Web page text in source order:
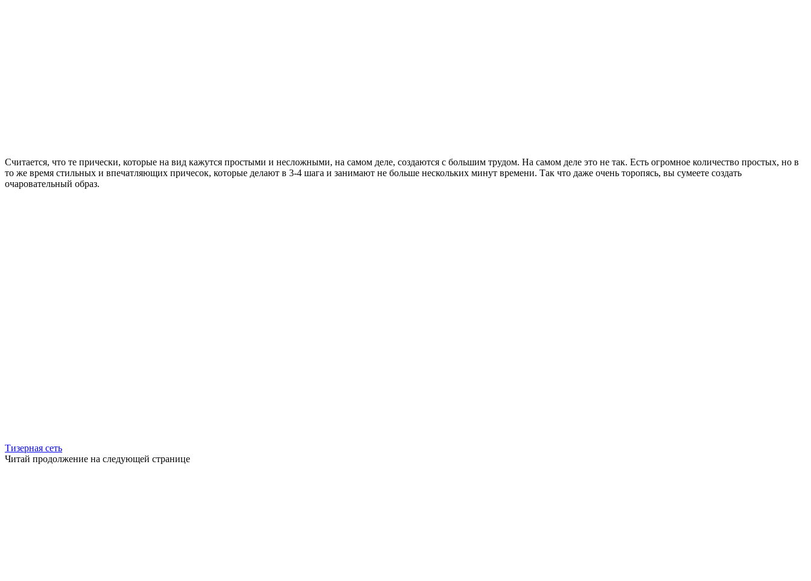
Считается, что те прически, которые на вид кажутся простыми и несложными, на самом деле, создаются с большим трудом. На самом деле это не так. Есть огромное количество простых, но в
то же время стильных и впечатляющих причесок, которые делают в 3-4 шага и занимают не больше нескольких минут времени. Так что даже очень торопясь, вы сумеете создать
очаровательный образ.
Тизерная сеть
Читай продолжение на следующей странице